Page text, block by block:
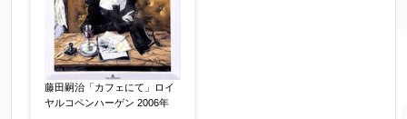
会社名：
査定額：
藤田嗣治「カフェにて」ロイ
ヤルコペンハーゲン 2006年